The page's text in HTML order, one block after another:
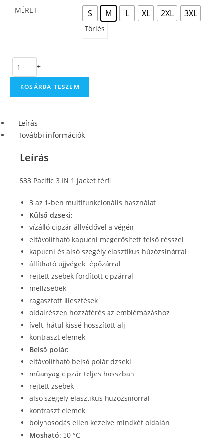
MÉRET S M L XL 2XL 3XL
Törlés
- +
KOSÁRBA TESZEM
Leírás
További információk
Leírás
533 Pacific 3 IN 1 jacket férfi
3 az 1-ben multifunkcionális használat
Külső dzseki:
vízálló cipzár állvédővel a végén
eltávolítható kapucni megerősített felső résszel
kapucni és alsó szegély elasztikus húzózsinórral
állítható ujjvégek tépőzárral
rejtett zsebek fordított cipzárral
mellzsebek
ragasztott illesztések
oldalrészen hozzáférés az emblémázáshoz
ívelt, hátul kissé hosszított alj
kontraszt elemek
Belső polár:
eltávolítható belső polár dzseki
műanyag cipzár teljes hosszban
rejtett zsebek
alsó szegély elasztikus húzózsinórral
kontraszt elemek
bolyhosodás ellen kezelve mindkét oldalán
Mosható: 30 °C